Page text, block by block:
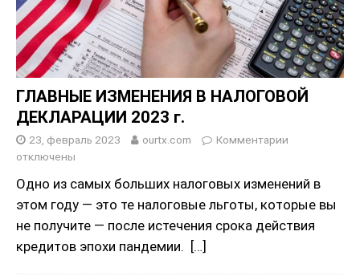
ГЛАВНЫЕ ИЗМЕНЕНИЯ В НАЛОГОВОЙ
ДЕКЛАРАЦИИ 2023 г.
23, февраль 2023 ourtx.com
Комментарии
отключены
Одно из самых больших налоговых изменений в
этом году — это те налоговые льготы, которые вы
не получите — после истечения срока действия
кредитов эпохи пандемии. […]